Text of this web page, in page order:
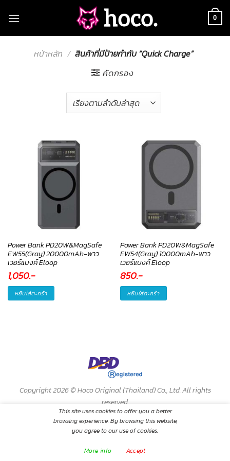
0
หน้าหลัก / สินค้าที่มีป้ายกำกับ “Quick Charge”
คัดกรอง
Power Bank PD20W&MagSafe
EW55(Gray) 20000mAh-พาว
เวอร์แบงค์ Eloop
1,050.-
หยิบใส่ตะกร้า
Power Bank PD20W&MagSafe
EW54(Gray) 10000mAh-พาว
เวอร์แบงค์ Eloop
850.-
หยิบใส่ตะกร้า
Copyright 2026 ©Hoco Original (Thailand) Co., Ltd. All rights
reserved.
This site uses cookies to offer you a better
browsing experience. By browsing this website,
you agree to our use of cookies.
More info Accept